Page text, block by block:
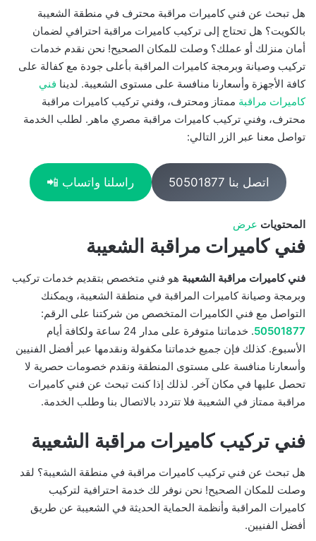
هل تبحث عن فني كاميرات مراقبة محترف في منطقة الشعيبة
بالكويت؟ هل تحتاج إلى تركيب كاميرات مراقبة احترافي لضمان
أمان منزلك أو عملك؟ وصلت للمكان الصحيح! نحن نقدم خدمات
تركيب وصيانة وبرمجة كاميرات المراقبة بأعلى جودة مع كفالة على
كافة الأجهزة وأسعارنا منافسة على مستوى الشعيبة. لدينا فني
كاميرات مراقبة ممتاز ومحترف، وفني تركيب كاميرات مراقبة
محترف، وفني تركيب كاميرات مراقبة مصري ماهر. لطلب الخدمة
تواصل معنا عبر الزر التالي:
اتصل بنا 50501877 راسلنا واتساب 📲
المحتويات عرض
فني كاميرات مراقبة الشعيبة
فني كاميرات مراقبة الشعيبة هو فني متخصص بتقديم خدمات تركيب
وبرمجة وصيانة كاميرات المراقبة في منطقة الشعيبة، ويمكنك
التواصل مع فني الكاميرات المتخصص من شركتنا على الرقم:
50501877
. خدماتنا متوفرة على مدار 24 ساعة ولكافة أيام
الأسبوع. كذلك فإن جميع خدماتنا مكفولة ونقدمها عبر أفضل الفنيين
وأسعارنا منافسة على مستوى المنطقة ونقدم خصومات حصرية لا
تحصل عليها في مكان آخر. لذلك إذا كنت تبحث عن فني كاميرات
مراقبة ممتاز في الشعيبة فلا تتردد بالاتصال بنا وطلب الخدمة.
فني تركيب كاميرات مراقبة الشعيبة
هل تبحث عن فني تركيب كاميرات مراقبة في منطقة الشعيبة؟ لقد
وصلت للمكان الصحيح! نحن نوفر لك خدمة احترافية لتركيب
كاميرات المراقبة وأنظمة الحماية الحديثة في الشعيبة عن طريق
أفضل الفنيين.